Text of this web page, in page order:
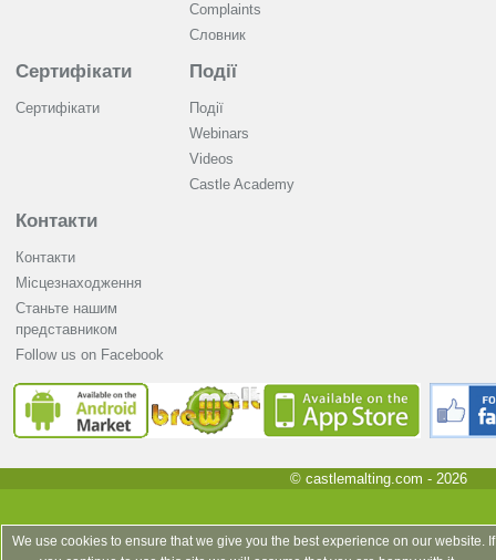
Complaints
Словник
Сертифікати
Сертифікати
Події
Події
Webinars
Videos
Castle Academy
Контакти
Контакти
Місцезнаходження
Станьте нашим
представником
Follow us on Facebook
© castlemalting.com - 2026
We use cookies to ensure that we give you the best experience on our website. If